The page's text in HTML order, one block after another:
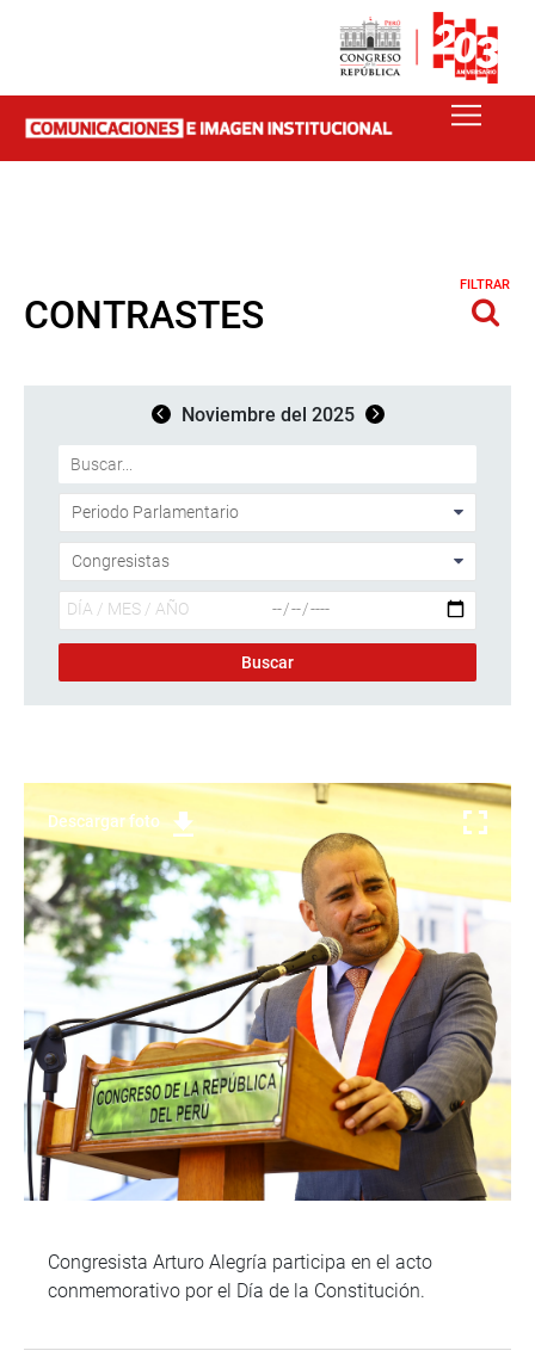
CONTRASTES
FILTRAR
Noviembre del 2025
Descargar foto
Congresista Arturo Alegría participa en el acto
conmemorativo por el Día de la Constitución.